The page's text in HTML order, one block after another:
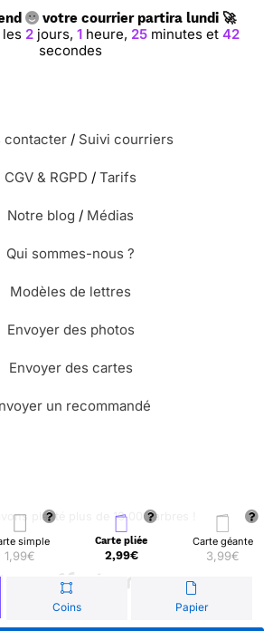
simple
1,99€
Carte pliée
2,99€
Carte géante
3,99€
Coins Papier
votre courrier partira lundi 🚀
les2 jours,1 heure,25 minutes et41
secondes
contacter / Suivi courriers
CGV & RGPD / Tarifs
Notre blog / Médias
Qui sommes-nous ?
Modèles de lettres
Envoyer des photos
Envoyer des cartes
un recommandé
planté plus de 13.000 arbres !
© Merci Facteur